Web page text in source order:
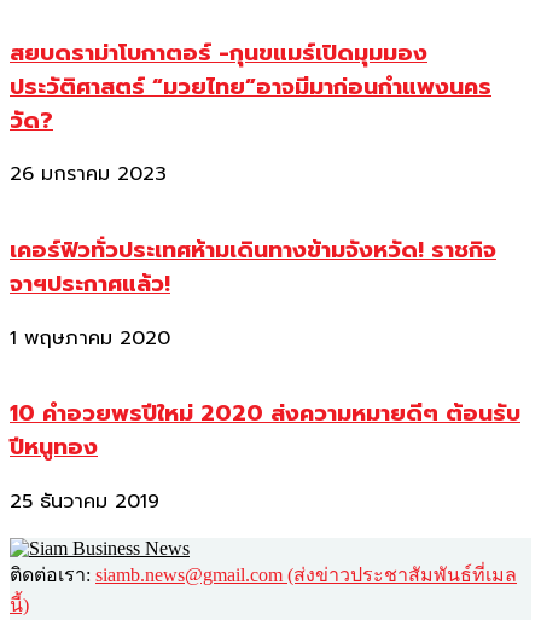
สยบดราม่าโบกาตอร์ -กุนขแมร์เปิดมุมมอง
ประวัติศาสตร์ “มวยไทย”อาจมีมาก่อนกำแพงนคร
วัด?
26 มกราคม 2023
เคอร์ฟิวทั่วประเทศห้ามเดินทางข้ามจังหวัด! ราชกิจ
จาฯประกาศแล้ว!
1 พฤษภาคม 2020
10 คำอวยพรปีใหม่ 2020 ส่งความหมายดีๆ ต้อนรับ
ปีหนูทอง
25 ธันวาคม 2019
ติดต่อเรา: siamb.news@gmail.com (ส่งข่าวประชาสัมพันธ์ที่เมล
นี้)